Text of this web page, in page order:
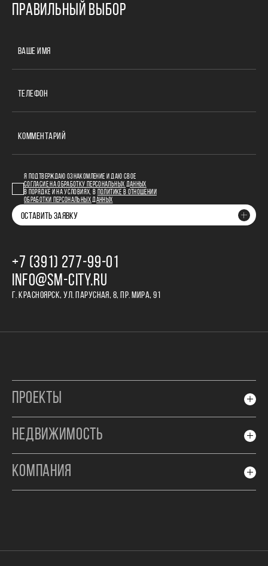
ПРАВИЛЬНЫЙ ВЫБОР
ВАШЕ ИМЯ
ТЕЛЕФОН
КОММЕНТАРИЙ
Я ПОДТВЕРЖДАЮ ОЗНАКОМЛЕНИЕ И ДАЮ СВОЕ
СОГЛАСИЕ НА ОБРАБОТКУ ПЕРСОНАЛЬНЫХ ДАННЫХ
В ПОРЯДКЕ И НА УСЛОВИЯХ, В
ПОЛИТИКЕ В ОТНОШЕНИИ
ОБРАБОТКИ ПЕРСОНАЛЬНЫХ ДАННЫХ
ОСТАВИТЬ ЗАЯВКУ
+7 (391) 277‒99‒01
INFO@SM-CITY.RU
Г. КРАСНОЯРСК, УЛ. ПАРУСНАЯ, 8, ПР. МИРА, 91
ПРОЕКТЫ
НЕДВИЖИМОСТЬ
КОМПАНИЯ